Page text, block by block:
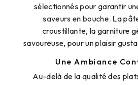
sélectionnés pour garantir
saveurs en bouche. La
croustillante, la garniture
savoureuse, pour un plaisir
Une Ambiance
Au-delà de la qualité des